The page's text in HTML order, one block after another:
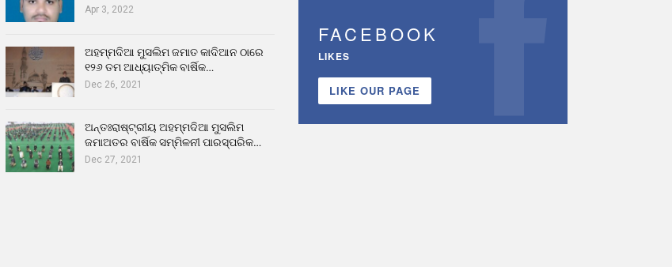
Apr 3, 2022
ଅହମ୍ମଦିଆ ମୁସଲିମ ଜମାତ କାଦିଆନ ଠାରେ
୧୨୬ ତମ ଆଧ୍ୟାତ୍ମିକ ବାର୍ଷିକ…
Dec 26, 2021
ଅନ୍ତଃରାଷ୍ଟ୍ରୀୟ ଅହମ୍ମଦିଆ ମୁସଲିମ
ଜମାଅତର ବାର୍ଷିକ ସମ୍ମିଳନୀ ପାରସ୍ପରିକ…
Dec 27, 2021
FACEBOOK
LIKES
LIKE OUR PAGE